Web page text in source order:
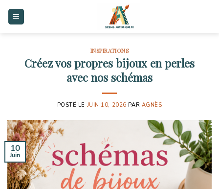
INSPIRATIONS
Créez vos propres bijoux en perles
avec nos schémas
POSTÉ LE JUIN 10, 2026 PAR AGNÈS
10
Juin